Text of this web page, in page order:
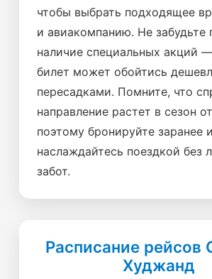
чтобы выбрать подходящее
и авиакомпанию. Не забудьте
наличие специальных акций
билет может обойтись
пересадками. Помните, что
направление растет в сезон
поэтому бронируйте заранее и
наслаждайтесь поездкой без
забот.
Расписание рейсов
Худжанд